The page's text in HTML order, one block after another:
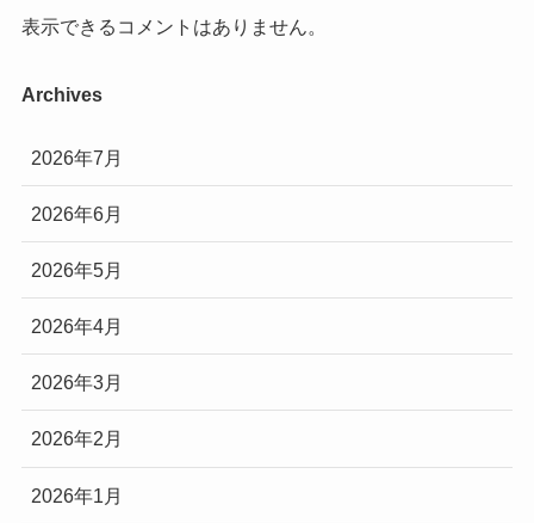
表示できるコメントはありません。
Archives
2026年7月
2026年6月
2026年5月
2026年4月
2026年3月
2026年2月
2026年1月